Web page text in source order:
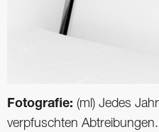
Fotografie: (ml) Jedes
verpfuschten